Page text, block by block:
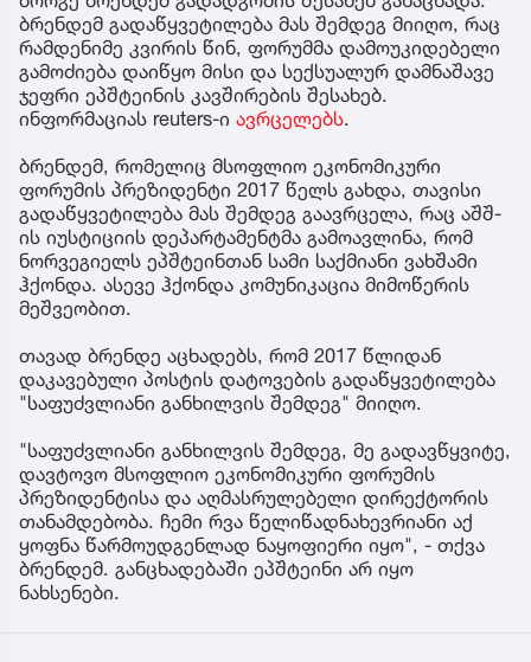
ბრენდემ გადაწყვეტილება მას შემდეგ მიიღო, რაც
რამდენიმე კვირის წინ, ფორუმმა დამოუკიდებელი
გამოძიება დაიწყო მისი და სექსუალურ დამნაშავე
ჯეფრი ეპშტეინის კავშირების შესახებ.
ინფორმაციას reuters-ი ავრცელებს.
ბრენდემ, რომელიც მსოფლიო ეკონომიკური
ფორუმის პრეზიდენტი 2017 წელს გახდა, თავისი
გადაწყვეტილება მას შემდეგ გაავრცელა, რაც აშშ-
ის იუსტიციის დეპარტამენტმა გამოავლინა, რომ
ნორვეგიელს ეპშტეინთან სამი საქმიანი ვახშამი
ჰქონდა. ასევე ჰქონდა კომუნიკაცია მიმოწერის
მეშვეობით.
თავად ბრენდე აცხადებს, რომ 2017 წლიდან
დაკავებული პოსტის დატოვების გადაწყვეტილება
"საფუძვლიანი განხილვის შემდეგ" მიიღო.
"საფუძვლიანი განხილვის შემდეგ, მე გადავწყვიტე,
დავტოვო მსოფლიო ეკონომიკური ფორუმის
პრეზიდენტისა და აღმასრულებელი დირექტორის
თანამდებობა. ჩემი რვა წელიწადნახევრიანი აქ
ყოფნა წარმოუდგენლად ნაყოფიერი იყო", - თქვა
ბრენდემ. განცხადებაში ეპშტეინი არ იყო
ნახსენები.